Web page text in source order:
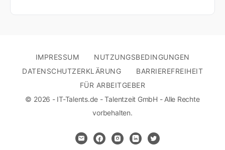
IMPRESSUM
NUTZUNGSBEDINGUNGEN
DATENSCHUTZERKLÄRUNG
BARRIEREFREIHEIT
FÜR ARBEITGEBER
© 2026 - IT-Talents.de - Talentzeit GmbH - Alle Rechte
vorbehalten.